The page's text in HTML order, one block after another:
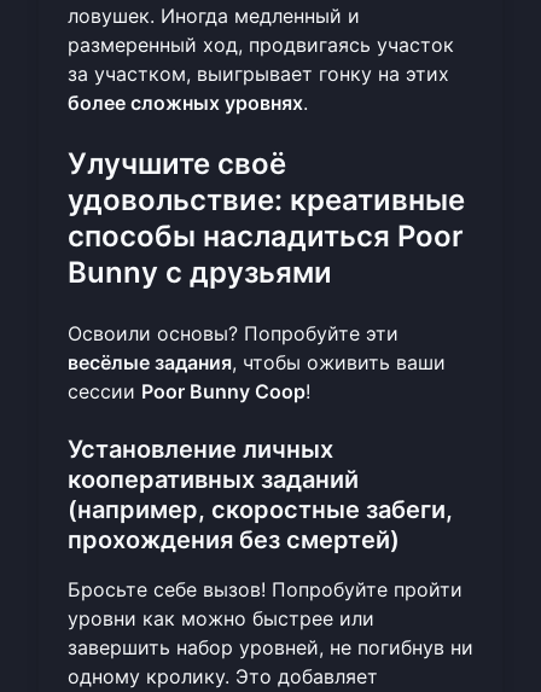
ловушек. Иногда медленный и
размеренный ход, продвигаясь участок
за участком, выигрывает гонку на этих
более сложных уровнях.
Улучшите своё
удовольствие: креативные
способы насладиться Poor
Bunny с друзьями
Освоили основы? Попробуйте эти
весёлые задания, чтобы оживить ваши
сессии Poor Bunny Coop!
Установление личных
кооперативных заданий
(например, скоростные забеги,
прохождения без смертей)
Бросьте себе вызов! Попробуйте пройти
уровни как можно быстрее или
завершить набор уровней, не погибнув ни
одному кролику. Это добавляет